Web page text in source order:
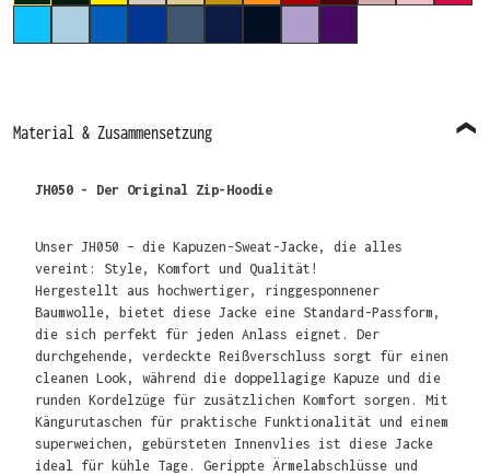
Material & Zusammensetzung
JH050 - Der Original Zip-Hoodie
Unser JH050 – die Kapuzen-Sweat-Jacke, die alles
vereint: Style, Komfort und Qualität!
Hergestellt aus hochwertiger, ringgesponnener
Baumwolle, bietet diese Jacke eine Standard-Passform,
die sich perfekt für jeden Anlass eignet. Der
durchgehende, verdeckte Reißverschluss sorgt für einen
cleanen Look, während die doppellagige Kapuze und die
runden Kordelzüge für zusätzlichen Komfort sorgen. Mit
Kängurutaschen für praktische Funktionalität und einem
superweichen, gebürsteten Innenvlies ist diese Jacke
ideal für kühle Tage. Gerippte Ärmelabschlüsse und